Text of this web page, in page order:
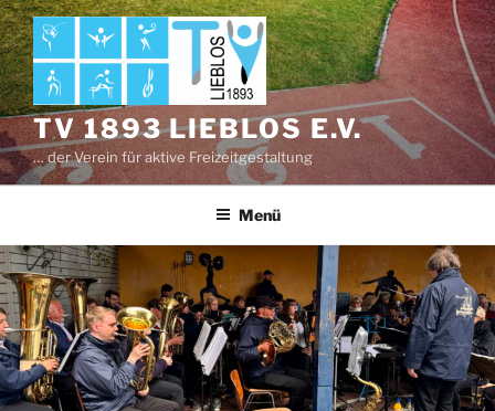
Zum
Inhalt
springen
TV 1893 LIEBLOS E.V.
… der Verein für aktive Freizeitgestaltung
Menü